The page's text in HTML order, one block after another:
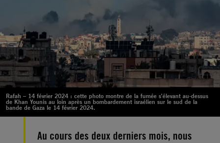
Rafah – 14 février 2024 : cette photo montre de la fumée s'élevant au-dessus
de Khan Younis au loin après un bombardement israélien sur le sud de la
bande de Gaza le 14 février 2024.
Au cours des deux derniers mois, nous